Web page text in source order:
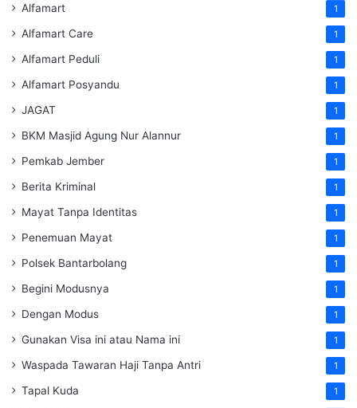
Alfamart 1
Alfamart Care 1
Alfamart Peduli 1
Alfamart Posyandu 1
JAGAT 1
BKM Masjid Agung Nur Alannur 1
Pemkab Jember 1
Berita Kriminal 1
Mayat Tanpa Identitas 1
Penemuan Mayat 1
Polsek Bantarbolang 1
Begini Modusnya 1
Dengan Modus 1
Gunakan Visa ini atau Nama ini 1
Waspada Tawaran Haji Tanpa Antri 1
Tapal Kuda 1